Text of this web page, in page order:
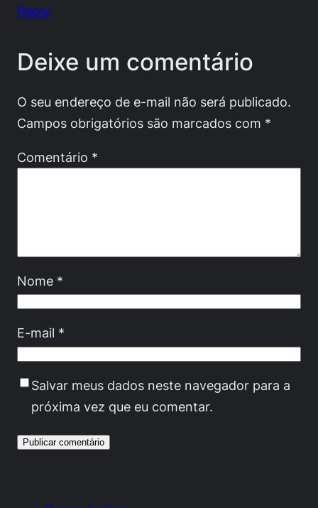
Reply
Deixe um comentário
O seu endereço de e-mail não será publicado.
Campos obrigatórios são marcados com *
Comentário *
Nome *
E-mail *
Salvar meus dados neste navegador para a
próxima vez que eu comentar.